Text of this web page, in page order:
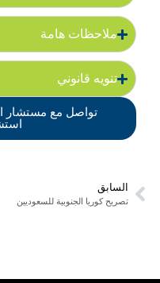
ملاحظات هامة
تنويه قانوني
تواصل مع مستشار
السابق
تصريح كوريا الجنوبية للسعوديين